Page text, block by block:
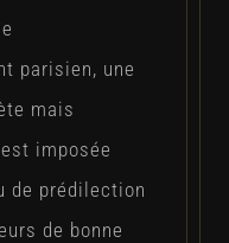
parisien, une
mais
imposée
de prédilection
de bonne